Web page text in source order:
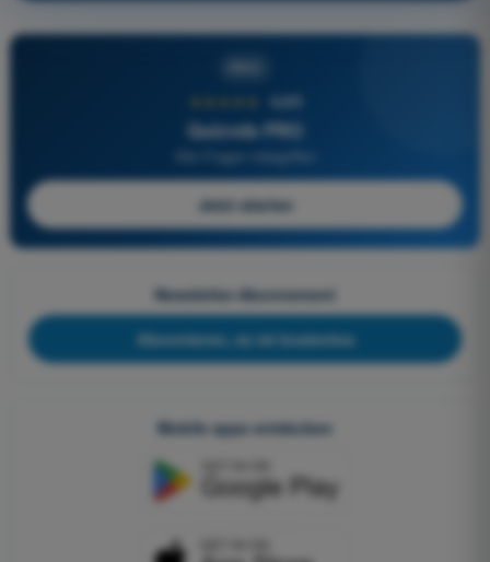
4,6/5
Quizvds PRO
Alle Fragen inbegriffen
Jetzt starten
Newsletter-Abonnement
Abonnieren, es ist kostenlos
Mobile apps entdecken